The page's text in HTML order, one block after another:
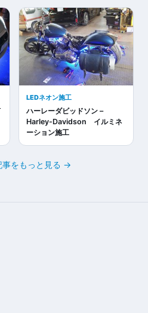
LEDネオン施工
ハーレーダビッドソン –
Harley-Davidson イルミネ
ーション施工
事をもっと見る →